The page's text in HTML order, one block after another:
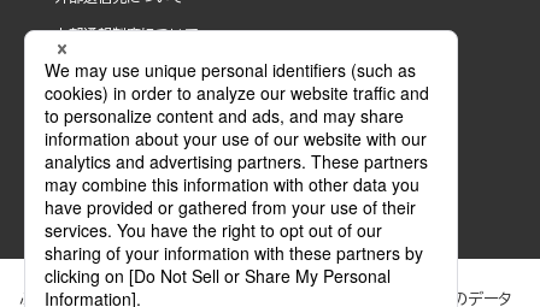
内部通報制度について
ぶんか社が運営するサイトでは、利便性向上のためにCookie等のデータ